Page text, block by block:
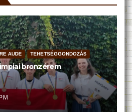
AUDE TEHETSÉGGONDOZÁS
bronzérem
PM